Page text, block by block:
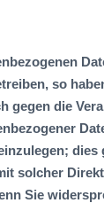
so
gegen die
dies
solcher
Sie